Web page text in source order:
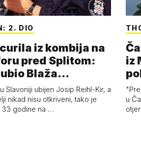
2. DIO
iz kombija na
pred Splitom:
Blaža
Slavoniji ubijen Josip Reihl-Kir, a
nikad nisu otkriveni, tako je
33 godine na …
iz
u